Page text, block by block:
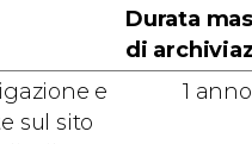
Durata
di
e
sul sito
1 anno